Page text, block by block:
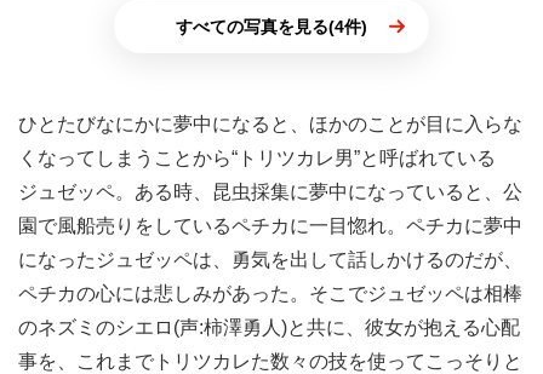
すべての写真を見る(4件)
ひとたびなにかに夢中になると、ほかのことが目に入らな
くなってしまうことから“トリツカレ男”と呼ばれている
ジュゼッペ。ある時、昆虫採集に夢中になっていると、公
園で風船売りをしているペチカに一目惚れ。ペチカに夢中
になったジュゼッペは、勇気を出して話しかけるのだが、
ペチカの心には悲しみがあった。そこでジュゼッペは相棒
のネズミのシエロ(声:柿澤勇人)と共に、彼女が抱える心配
事を、これまでトリツカレた数々の技を使ってこっそりと